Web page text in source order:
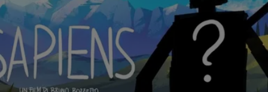
Adolescenza
Bioetica
Vai